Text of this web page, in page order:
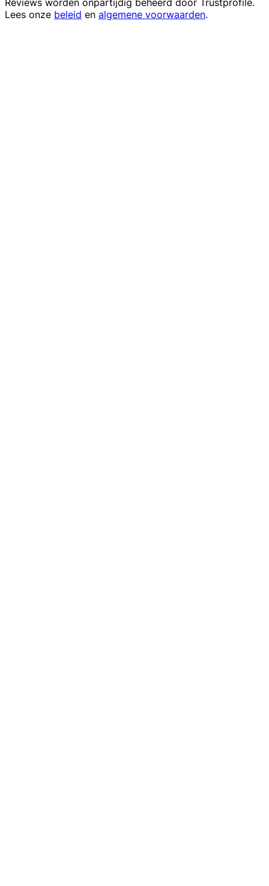
Reviews worden onpartijdig beheerd door Trustprofile.
Lees onze beleid en algemene voorwaarden.